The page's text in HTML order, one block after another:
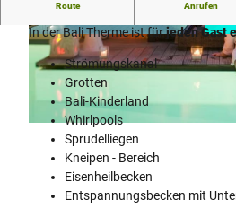
© Bali Therme GmbH © Bali
Route Anrufen
Wellness-Oase: Entspannung auf
In der Bali Therme ist fürjeden Gast
Strömungskanal
Grotten
Bali-Kinderland
Whirlpools
Sprudelliegen
Kneipen - Bereich
Eisenheilbecken
Entspannungsbecken mit